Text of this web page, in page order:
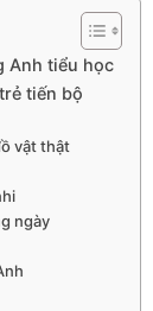
Anh tiểu học
tiến bộ
vật thật
ngày